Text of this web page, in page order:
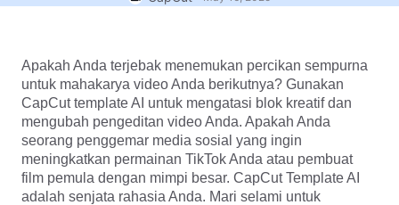
Teks ke ucapan
Sempurnakan suara
Kurangi noise
Gambar
Sumber daya
Tren Pasar
Pilihan Teratas
Tren & tip template
Lainnya
Buka CapCut
Apakah Anda terjebak menemukan percikan sempurna
untuk mahakarya video Anda berikutnya? Gunakan
CapCut template AI untuk mengatasi blok kreatif dan
mengubah pengeditan video Anda. Apakah Anda
seorang penggemar media sosial yang ingin
meningkatkan permainan TikTok Anda atau pembuat
film pemula dengan mimpi besar. CapCut Template AI
adalah senjata rahasia Anda. Mari selami untuk